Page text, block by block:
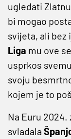
ugledati
bi mogao
svijeta, ali bez
Liga mu ove
usprkos
svoju
kojem je to
Na Euru
svladala